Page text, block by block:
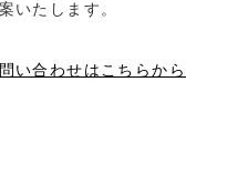
いたします。
い合わせはこちらから